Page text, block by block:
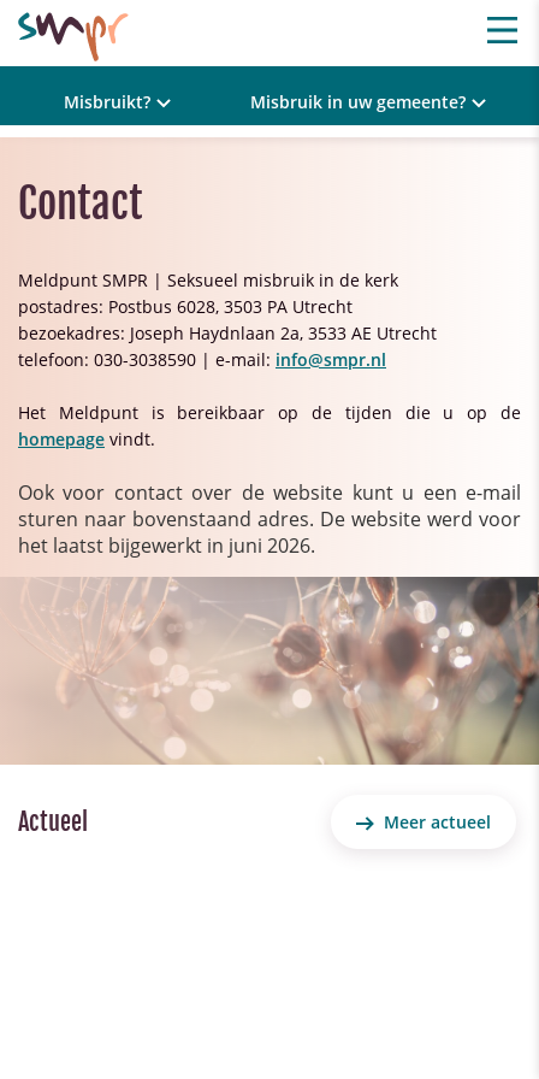
Misbruikt? Misbruik in uw gemeente?
Contact
Meldpunt SMPR | Seksueel misbruik in de kerk
postadres: Postbus 6028, 3503 PA Utrecht
bezoekadres: Joseph Haydnlaan 2a, 3533 AE Utrecht
telefoon: 030-3038590 | e-mail: info@smpr.nl
Het Meldpunt is bereikbaar op de tijden die u op de
homepage vindt.
Ook voor contact over de website kunt u een e-mail
sturen naar bovenstaand adres. De website werd voor
het laatst bijgewerkt in juni 2026.
Actueel Meer actueel